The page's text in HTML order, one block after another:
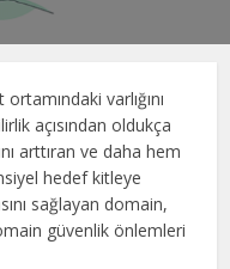
varlığını
açısından oldukça
arttıran ve daha hem
hedef kitleye
sağlayan domain,
güvenlik önlemleri